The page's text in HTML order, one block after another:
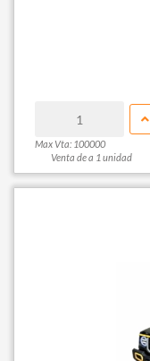
Max Vta: 100000
Venta de a 1 unidad